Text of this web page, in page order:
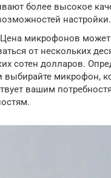
более высокое
настройки.
микрофонов может
от нескольких
сотен долларов.
выбирайте микрофон,
вашим